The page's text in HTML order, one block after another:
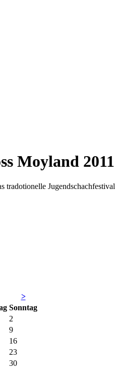
Moyland 2011
tradotionelle
>
Sonntag
2
9
16
23
30